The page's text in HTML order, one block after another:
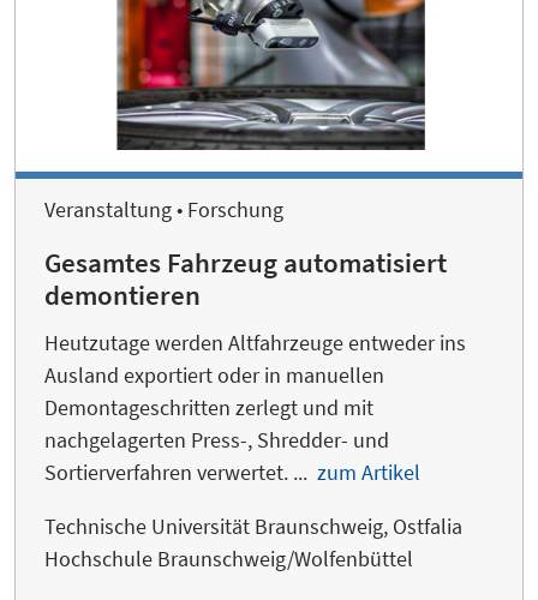
Veranstaltung • Forschung
Gesamtes Fahrzeug automatisiert
demontieren
Heutzutage werden Altfahrzeuge entweder ins
Ausland exportiert oder in manuellen
Demontageschritten zerlegt und mit
nachgelagerten Press-, Shredder- und
Sortierverfahren verwertet. ... zum Artikel
Technische Universität Braunschweig, Ostfalia
Hochschule Braunschweig/Wolfenbüttel